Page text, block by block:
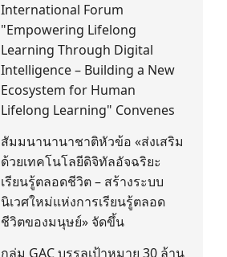
International Forum
"Empowering Lifelong
Learning Through Digital
Intelligence – Building a New
Ecosystem for Human
Lifelong Learning" Convenes
สัมมนานานาชาติหัวข้อ «ส่งเสริม
ด้วยเทคโนโลยีดิจิทัลอัจฉริยะ
เรียนรู้ตลอดชีวิต – สร้างระบบ
นิเวศใหม่แห่งการเรียนรู้ตลอด
ชีวิตของมนุษย์» จัดขึ้น
กลุ่ม GAC บรรลุเป้าหมาย 30 ล้าน